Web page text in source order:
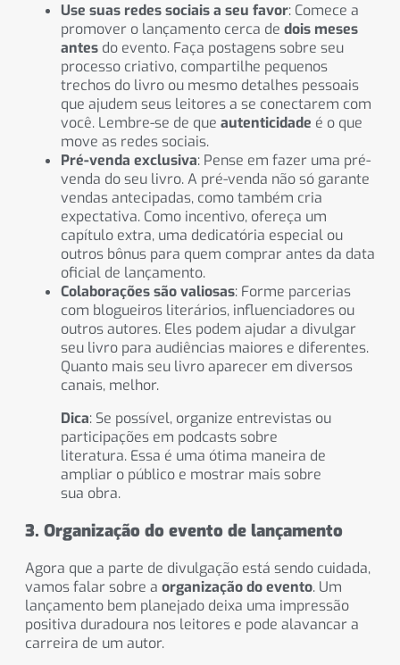
Use suas redes sociais a seu favor: Comece a
promover o lançamento cerca de dois meses
antes do evento. Faça postagens sobre seu
processo criativo, compartilhe pequenos
trechos do livro ou mesmo detalhes pessoais
que ajudem seus leitores a se conectarem com
você. Lembre-se de que autenticidade é o que
move as redes sociais.
Pré-venda exclusiva: Pense em fazer uma pré-
venda do seu livro. A pré-venda não só garante
vendas antecipadas, como também cria
expectativa. Como incentivo, ofereça um
capítulo extra, uma dedicatória especial ou
outros bônus para quem comprar antes da data
oficial de lançamento.
Colaborações são valiosas: Forme parcerias
com blogueiros literários, influenciadores ou
outros autores. Eles podem ajudar a divulgar
seu livro para audiências maiores e diferentes.
Quanto mais seu livro aparecer em diversos
canais, melhor.
Dica: Se possível, organize entrevistas ou
participações em podcasts sobre
literatura. Essa é uma ótima maneira de
ampliar o público e mostrar mais sobre
sua obra.
3. Organização do evento de lançamento
Agora que a parte de divulgação está sendo cuidada,
vamos falar sobre a organização do evento. Um
lançamento bem planejado deixa uma impressão
positiva duradoura nos leitores e pode alavancar a
carreira de um autor.